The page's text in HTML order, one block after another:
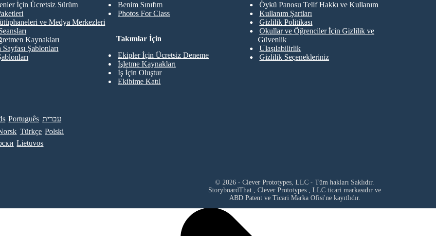
Benim Sınıfım
Photos For Class
İçin Ücretsiz Sürüm
ve Medya Merkezleri
Kaynakları
Sayfası Şablonları
Takımlar İçin
Ekipler İçin Ücretsiz Deneme
İşletme Kaynakları
İş İçin Oluştur
Ekibime Katıl
Öykü Panosu Telif Hakkı ve Kullanım
Kullanım Şartları
Gizlilik Politikası
Okullar ve Öğrenciler İçin Gizlilik ve
Güvenlik
Ulaşılabilirlik
Gizlilik Seçenekleriniz
Português עברית
Türkçe Polski
Lietuvos
© 2026 - Clever Prototypes, LLC - Tüm hakları Saklıdır.
StoryboardThat , Clever Prototypes , LLC ticari markasıdır ve
ABD Patent ve Ticari Marka Ofisi'ne kayıtlıdır.